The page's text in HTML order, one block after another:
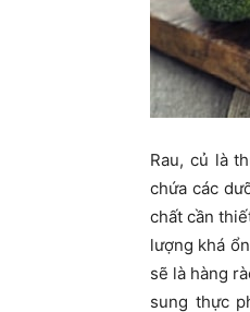
Rau, củ là
chứa các
chất cần
lượng khá
sẽ là hàng
sung thực